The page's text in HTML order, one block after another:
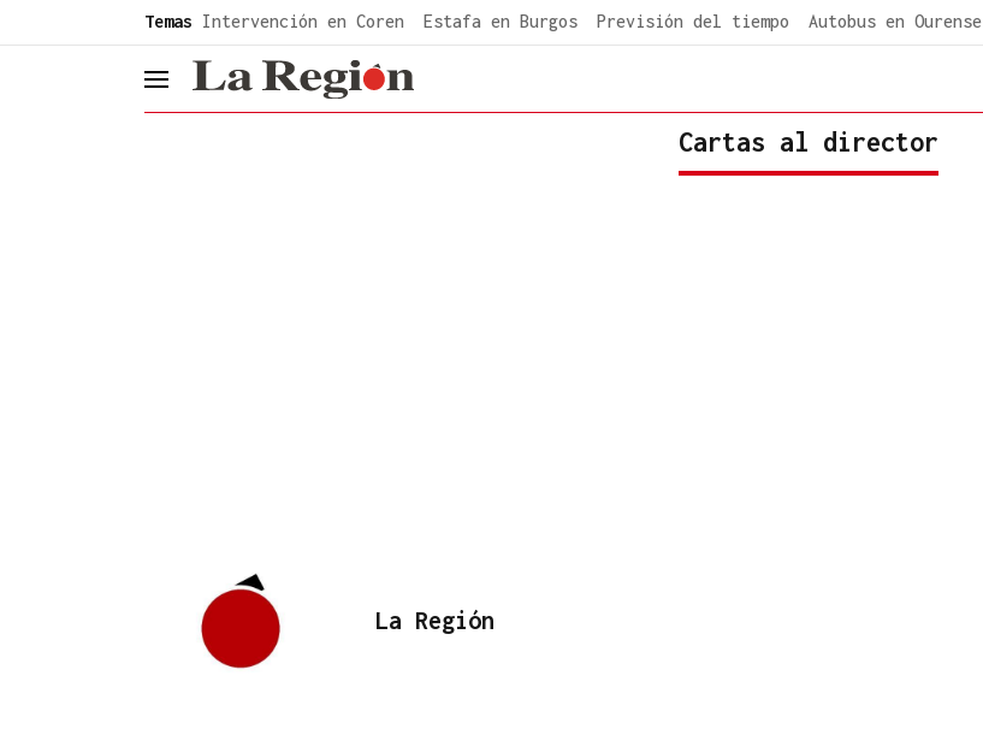
Temas Intervención en Coren Estafa en Burgos Previsión del tiempo Autobus en Ourense
header.menu.open
Cartas al director
La Región